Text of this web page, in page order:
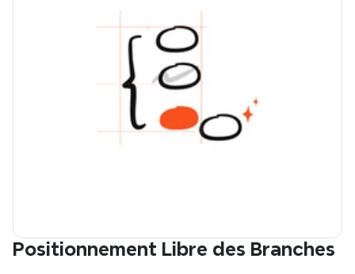
Positionnement Libre des Branches